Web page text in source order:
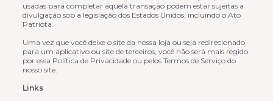
usadas para completar aquela transação podem estar sujeitas a
divulgação sob a legislação dos Estados Unidos, incluindo o Ato
Patriota.
Uma vez que você deixe o site da nossa loja ou seja redirecionado
para um aplicativo ou site de terceiros, você não será mais regido
por essa Política de Privacidade ou pelos Termos de Serviço do
nosso site.
Links